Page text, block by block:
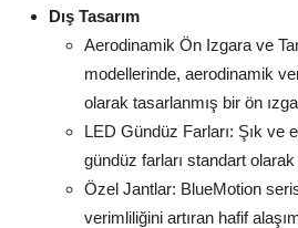
Dış Tasarım
Aerodinamik Ön Izgara ve
modellerinde, aerodinamik
olarak tasarlanmış bir ön
LED Gündüz Farları: Şık ve
gündüz farları standart olarak
Özel Jantlar: BlueMotion
verimliliğini artıran hafif